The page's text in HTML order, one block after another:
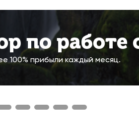
по работе
100% прибыли каждый месяц.